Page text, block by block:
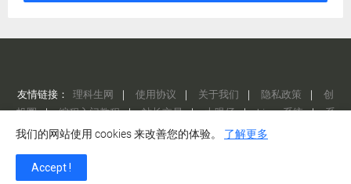
友情链接： 理科生网 ｜ 使用协议 ｜ 关于我们 ｜ 隐私政策 ｜
创
投圈 ｜ 编程入门教程 ｜ 站长交易 ｜ 大眼仔 ｜ Linux 系统 ｜ 系
统总裁 ｜ AI 工具集 ｜ LMarena
Design by -理科生网站
但如有误或侵犯了您的合法权益，请随时与我们联系
我们的网站使用 cookies 来改善您的体验。 了解更多
Accept !